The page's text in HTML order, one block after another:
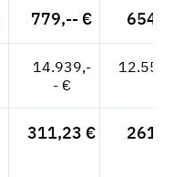
779,-- € 654,62 €
14.939,-
- €
12.553,78
311,23 € 261,54 €